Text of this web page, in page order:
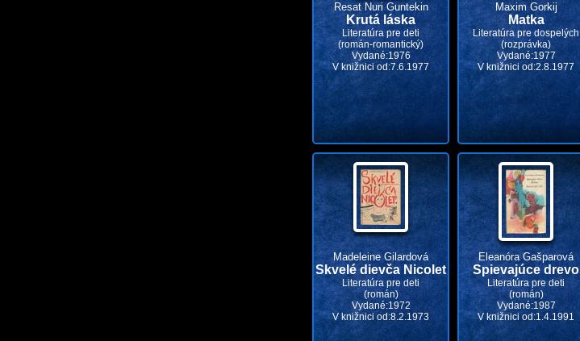
Resat Nuri Guntekin
Krutá láska
Literatúra pre deti
(román-romantický)
Vydané:1976
V knižnici od:7.6.1977
Maxim Gorkij
Matka
Literatúra pre dospelých
(rozprávka)
Vydané:1977
V knižnici od:2.8.1977
Madeleine Gilardová
Skvelé dievča Nicolet
Literatúra pre deti
(román)
Vydané:1972
V knižnici od:8.2.1973
Eleanóra Gašparová
Spievajúce drevo
Literatúra pre deti
(román)
Vydané:1987
V knižnici od:1.4.1991